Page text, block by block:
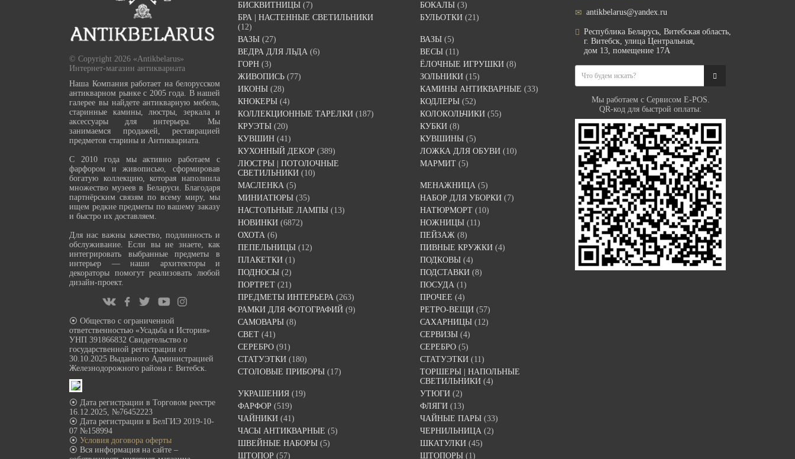
© Copyright 2026 «Antikbelarus»
Интернет-магазин антиквариата
Наша Компания работает на белорусском
антикварном рынке с 2005 года. В нашей
галерее вы найдете антикварную мебель,
старинные камины, люстры, зеркала и
аксессуары для интерьера. Мы
занимаемся продажей, реставрацией
предметов старины и Антиквариата.
С 2010 года мы активно работаем с
фарфором и живописью, сформировав
богатую коллекцию, которая наполнила
множество музеев в Беларуси. Благодаря
партнёрским связям по всему миру, мы
ищем редкие предметы по вашему заказу
и быстро их доставляем.
Для нас важны качество, подлинность и
обслуживание. Если вы не знаете, как
интегрировать выбранные предметы в
интерьер — наши архитекторы и
декораторы помогут реализовать любой
дизайн-проект.
⦿ Общество с ограниченной
ответственностью «Усадьба и История»
УНП 391866832 Свидетельство о
государственной регистрации от
30.10.2025 Выданного Администрацией
Железнодорожного района г. Витебск.
⦿ Дата регистрации в Торговом реестре
16.12.2025, №76452223
⦿ Дата регистрации в БелГИЭ 2019-10-
07 №158994
⦿ Условия договора оферты
⦿ Вся информация на сайте –
БИСКВИТНИЦЫ (7) БОКАЛЫ (3)
БРА | НАСТЕННЫЕ СВЕТИЛЬНИКИ
(12)
БУЛЬОТКИ (21)
ВАЗЫ (27) ВАЗЫ (5)
ВЕДРА ДЛЯ ЛЬДА (6) ВЕСЫ (11)
ГОРН (3) ЁЛОЧНЫЕ ИГРУШКИ (8)
ЖИВОПИСЬ (77) ЗОЛЬНИКИ (15)
ИКОНЫ (28) КАМИНЫ АНТИКВАРНЫЕ (33)
КНОКЕРЫ (4) КОДЛЕРЫ (52)
КОЛЛЕКЦИОННЫЕ ТАРЕЛКИ (187) КОЛОКОЛЬЧИКИ (55)
КРУЭТЫ (20) КУБКИ (8)
КУВШИН (41) КУВШИНЫ (5)
КУХОННЫЙ ДЕКОР (389) ЛОЖКА ДЛЯ ОБУВИ (10)
ЛЮСТРЫ | ПОТОЛОЧНЫЕ
СВЕТИЛЬНИКИ (10)
МАРМИТ (5)
МАСЛЕНКА (5) МЕНАЖНИЦА (5)
МИНИАТЮРЫ (35) НАБОР ДЛЯ УБОРКИ (7)
НАСТОЛЬНЫЕ ЛАМПЫ (13) НАТЮРМОРТ (10)
НОВИНКИ (6872) НОЖНИЦЫ (11)
ОХОТА (6) ПЕЙЗАЖ (8)
ПЕПЕЛЬНИЦЫ (12) ПИВНЫЕ КРУЖКИ (4)
ПЛАКЕТКИ (1) ПОДКОВЫ (4)
ПОДНОСЫ (2) ПОДСТАВКИ (8)
ПОРТРЕТ (21) ПОСУДА (1)
ПРЕДМЕТЫ ИНТЕРЬЕРА (263) ПРОЧЕЕ (4)
РАМКИ ДЛЯ ФОТОГРАФИЙ (9) РЕТРО-ВЕЩИ (57)
САМОВАРЫ (8) САХАРНИЦЫ (12)
СВЕТ (41) СЕРВИЗЫ (4)
СЕРЕБРО (91) СЕРЕБРО (5)
СТАТУЭТКИ (180) СТАТУЭТКИ (11)
СТОЛОВЫЕ ПРИБОРЫ (17)
ТОРШЕРЫ | НАПОЛЬНЫЕ
СВЕТИЛЬНИКИ (4)
УКРАШЕНИЯ (19) УТЮГИ (2)
ФАРФОР (519) ФЛЯГИ (13)
ЧАЙНИКИ (41) ЧАЙНЫЕ ПАРЫ (33)
ЧАСЫ АНТИКВАРНЫЕ (5) ЧЕРНИЛЬНИЦА (2)
ШВЕЙНЫЕ НАБОРЫ (5) ШКАТУЛКИ (45)
ШТОПОР (57) ШТОПОРЫ (1)
antikbelarus@yandex.ru
Республика Беларусь, Витебская область,
г. Витебск, улица Центральная,
дом 13, помещение 17А
Мы работаем с Сервисом E-POS.
QR-код для быстрой оплаты: